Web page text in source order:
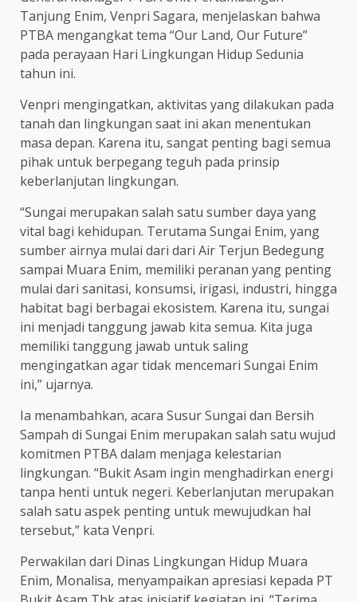
Tanjung Enim, Venpri Sagara, menjelaskan bahwa
PTBA mengangkat tema “Our Land, Our Future”
pada perayaan Hari Lingkungan Hidup Sedunia
tahun ini.
Venpri mengingatkan, aktivitas yang dilakukan pada
tanah dan lingkungan saat ini akan menentukan
masa depan. Karena itu, sangat penting bagi semua
pihak untuk berpegang teguh pada prinsip
keberlanjutan lingkungan.
“Sungai merupakan salah satu sumber daya yang
vital bagi kehidupan. Terutama Sungai Enim, yang
sumber airnya mulai dari dari Air Terjun Bedegung
sampai Muara Enim, memiliki peranan yang penting
mulai dari sanitasi, konsumsi, irigasi, industri, hingga
habitat bagi berbagai ekosistem. Karena itu, sungai
ini menjadi tanggung jawab kita semua. Kita juga
memiliki tanggung jawab untuk saling
mengingatkan agar tidak mencemari Sungai Enim
ini,” ujarnya.
Ia menambahkan, acara Susur Sungai dan Bersih
Sampah di Sungai Enim merupakan salah satu wujud
komitmen PTBA dalam menjaga kelestarian
lingkungan. “Bukit Asam ingin menghadirkan energi
tanpa henti untuk negeri. Keberlanjutan merupakan
salah satu aspek penting untuk mewujudkan hal
tersebut,” kata Venpri.
Perwakilan dari Dinas Lingkungan Hidup Muara
Enim, Monalisa, menyampaikan apresiasi kepada PT